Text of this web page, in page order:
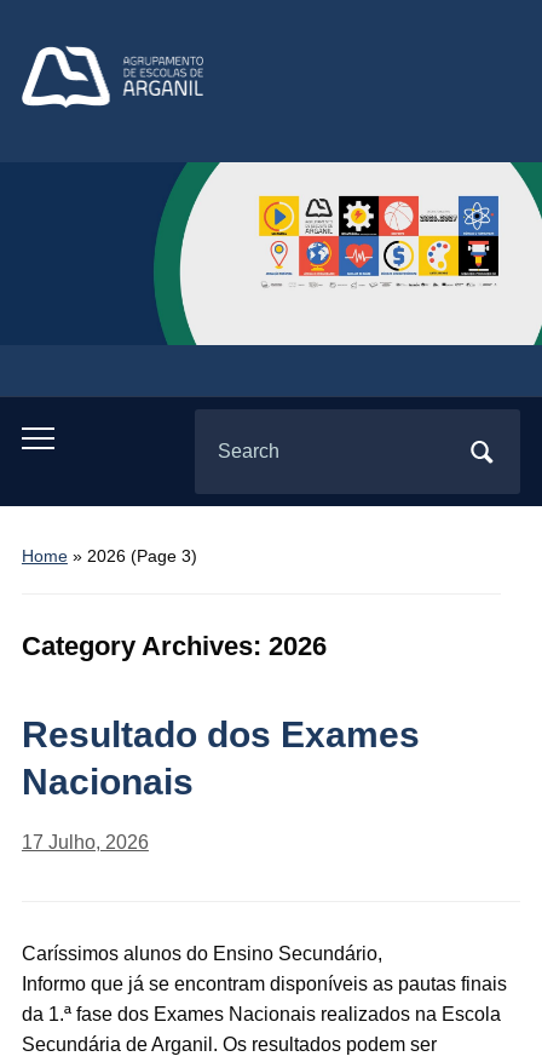
Toggle
menu
for:
Home» 2026(Page 3)
Category Archives: 2026
Resultado dos Exames
Nacionais
17 Julho, 2026
Caríssimos alunos do Ensino Secundário,
Informo que já se encontram disponíveis as pautas finais
da 1.ª fase dos Exames Nacionais realizados na Escola
Secundária de Arganil. Os resultados podem ser